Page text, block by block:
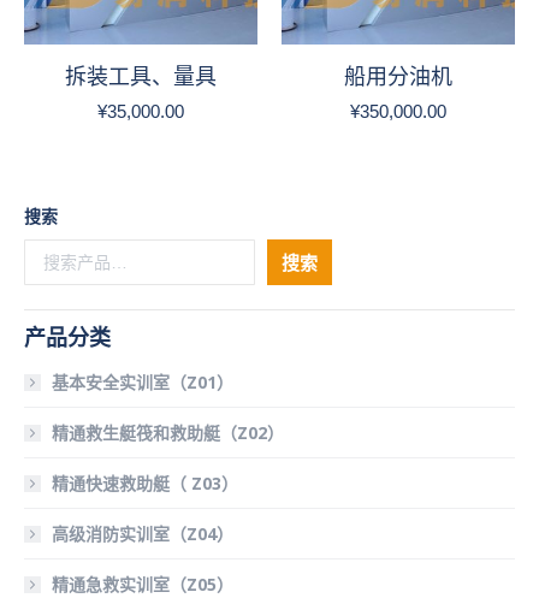
拆装工具、量具
¥35,000.00
船用分油机
¥350,000.00
搜索
搜索
产品分类
基本安全实训室（Z01）
精通救生艇筏和救助艇（Z02）
精通快速救助艇（ Z03）
高级消防实训室（Z04）
精通急救实训室（Z05）